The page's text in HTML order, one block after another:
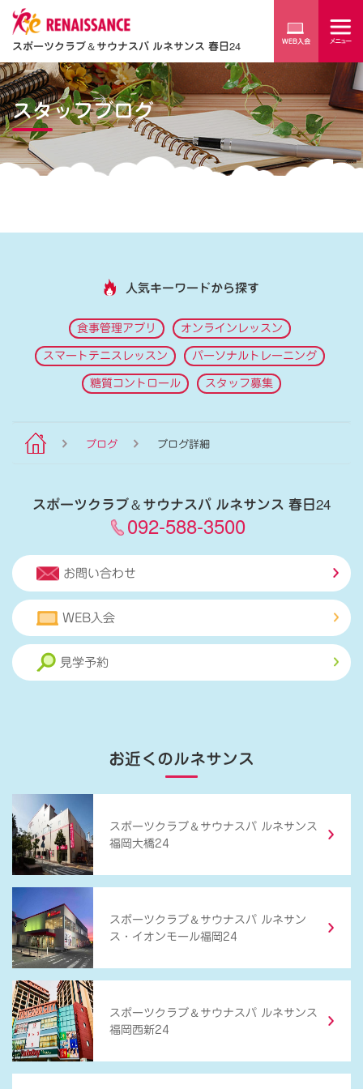
スポーツクラブ＆サウナスパ ルネサンス 春日24
スタッフブログ
人気キーワードから探す
食事管理アプリ オンラインレッスン
スマートテニスレッスン パーソナルトレーニング
糖質コントロール スタッフ募集
ブログ ブログ詳細
スポーツクラブ＆サウナスパ ルネサンス 春日24
092-588-3500
お問い合わせ
WEB入会
見学予約
お近くのルネサンス
スポーツクラブ ＆ サウナスパ ルネサンス
福岡大橋24
スポーツクラブ ＆ サウナスパ ルネサン
ス・イオンモール福岡24
スポーツクラブ ＆ サウナスパ ルネサンス
福岡西新24